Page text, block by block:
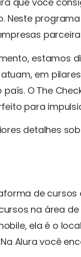
Neste
estamos
em
país. O The
para
detalhes
de cursos
na área
ela é o
Alura você